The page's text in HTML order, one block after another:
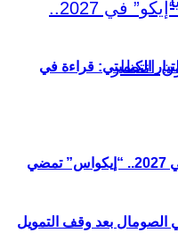
إطلاق العملة الموحدة “إيكو” في 2027.. “إيكواس” تمضي
الكيميتي: قراءة في
الصومال بعد وقف التمويل